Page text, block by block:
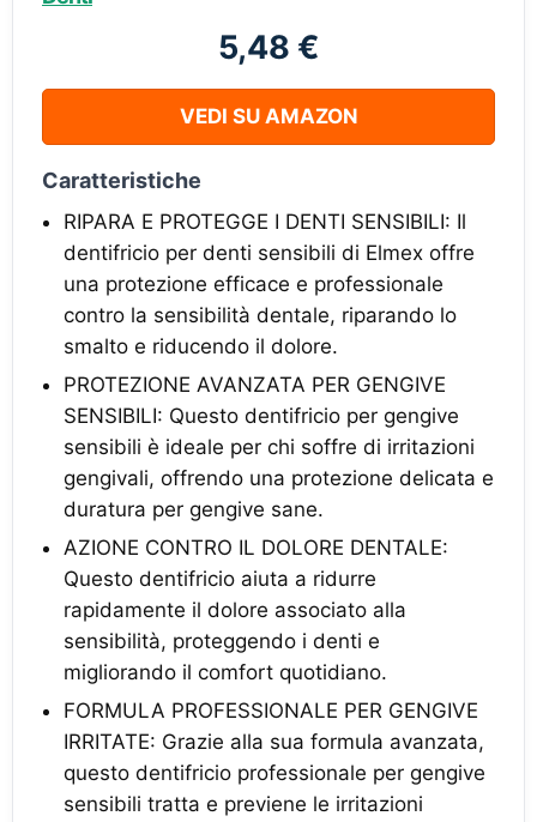
5,48 €
VEDI SU AMAZON
Caratteristiche
RIPARA E PROTEGGE I DENTI SENSIBILI: Il
dentifricio per denti sensibili di Elmex offre
una protezione efficace e professionale
contro la sensibilità dentale, riparando lo
smalto e riducendo il dolore.
PROTEZIONE AVANZATA PER GENGIVE
SENSIBILI: Questo dentifricio per gengive
sensibili è ideale per chi soffre di irritazioni
gengivali, offrendo una protezione delicata e
duratura per gengive sane.
AZIONE CONTRO IL DOLORE DENTALE:
Questo dentifricio aiuta a ridurre
rapidamente il dolore associato alla
sensibilità, proteggendo i denti e
migliorando il comfort quotidiano.
FORMULA PROFESSIONALE PER GENGIVE
IRRITATE: Grazie alla sua formula avanzata,
questo dentifricio professionale per gengive
sensibili tratta e previene le irritazioni